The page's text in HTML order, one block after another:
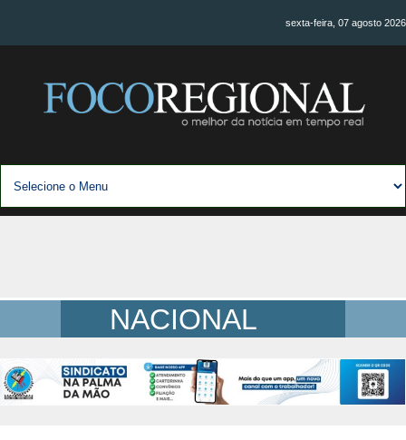
sexta-feira, 07 agosto 2026
NACIONAL